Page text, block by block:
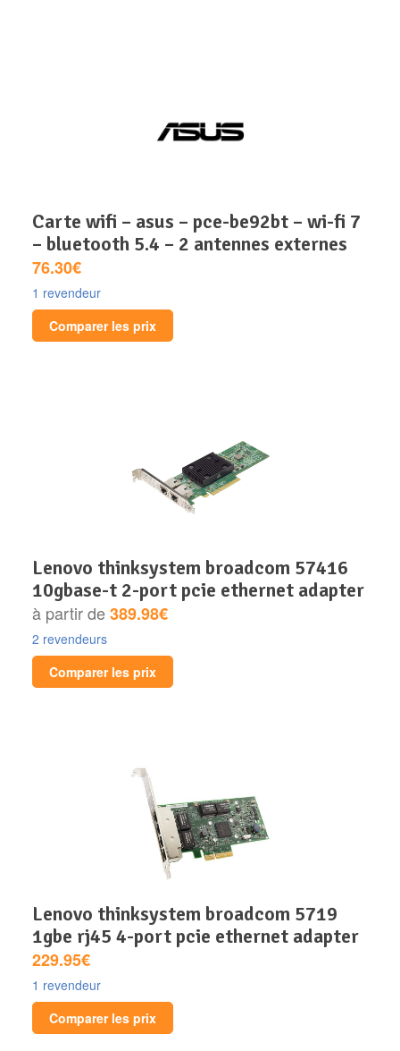
carte wifi – asus – pce-be92bt – wi-fi 7
– bluetooth 5.4 – 2 antennes externes
76.30€
1 revendeur
Comparer les prix
lenovo thinksystem broadcom 57416
10gbase-t 2-port pcie ethernet adapter
à partir de389.98€
2 revendeurs
Comparer les prix
lenovo thinksystem broadcom 5719
1gbe rj45 4-port pcie ethernet adapter
229.95€
1 revendeur
Comparer les prix